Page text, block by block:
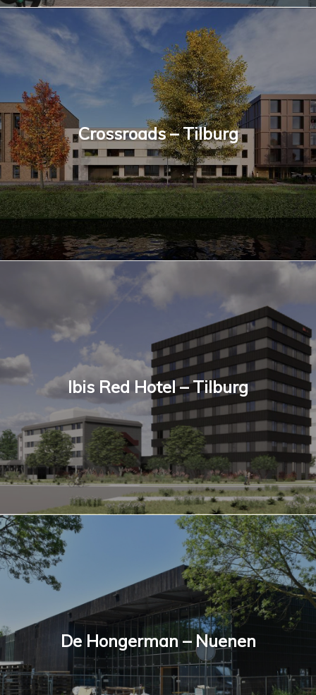
Crossroads – Tilburg
Ibis Red Hotel – Tilburg
De Hongerman – Nuenen